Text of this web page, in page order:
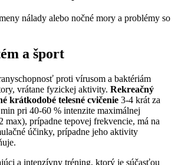
nálady alebo nočné mory a problémy so
a šport
proti vírusom a baktériám
vrátane fyzickej aktivity. Rekreačný
krátkodobé telesné cvičenie 3-4 krát za
pri 40-60 % intenzite maximálnej
prípadne tepovej frekvencie, má na
účinky, prípadne jeho aktivity
a intenzívny tréning, ktorý je súčasťou